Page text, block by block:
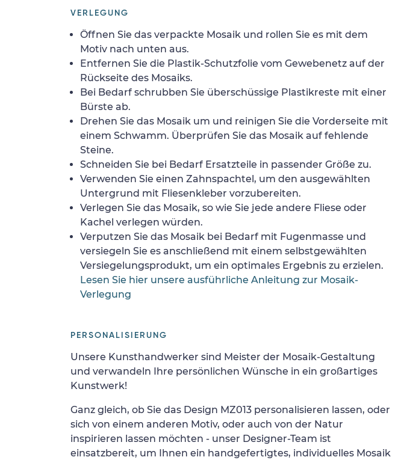
VERLEGUNG
Öffnen Sie das verpackte Mosaik und rollen Sie es mit dem
Motiv nach unten aus.
Entfernen Sie die Plastik-Schutzfolie vom Gewebenetz auf der
Rückseite des Mosaiks.
Bei Bedarf schrubben Sie überschüssige Plastikreste mit einer
Bürste ab.
Drehen Sie das Mosaik um und reinigen Sie die Vorderseite mit
einem Schwamm. Überprüfen Sie das Mosaik auf fehlende
Steine.
Schneiden Sie bei Bedarf Ersatzteile in passender Größe zu.
Verwenden Sie einen Zahnspachtel, um den ausgewählten
Untergrund mit Fliesenkleber vorzubereiten.
Verlegen Sie das Mosaik, so wie Sie jede andere Fliese oder
Kachel verlegen würden.
Verputzen Sie das Mosaik bei Bedarf mit Fugenmasse und
versiegeln Sie es anschließend mit einem selbstgewählten
Versiegelungsprodukt, um ein optimales Ergebnis zu erzielen.
Lesen Sie hier unsere ausführliche Anleitung zur Mosaik-
Verlegung
PERSONALISIERUNG
Unsere Kunsthandwerker sind Meister der Mosaik-Gestaltung
und verwandeln Ihre persönlichen Wünsche in ein großartiges
Kunstwerk!
Ganz gleich, ob Sie das Design MZ013 personalisieren lassen, oder
sich von einem anderen Motiv, oder auch von der Natur
inspirieren lassen möchten - unser Designer-Team ist
einsatzbereit, um Ihnen ein handgefertigtes, individuelles Mosaik